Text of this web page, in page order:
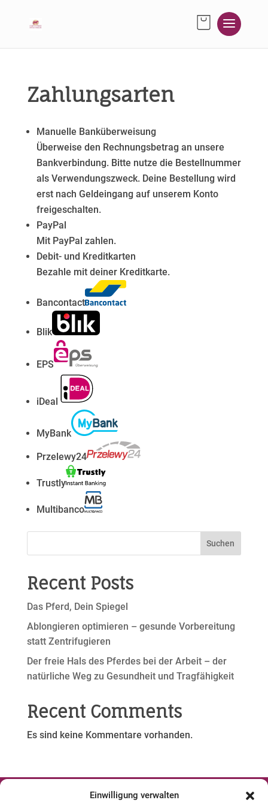
Einwilligung verwalten
Zahlungsarten
Manuelle Banküberweisung
Überweise den Rechnungsbetrag an unsere
Bankverbindung. Bitte nutze die Bestellnummer
als Verwendungszweck. Deine Bestellung wird
erst nach Geldeingang auf unserem Konto
freigeschalten.
PayPal
Mit PayPal zahlen.
Debit- und Kreditkarten
Bezahle mit deiner Kreditkarte.
Bancontact
Blik
EPS
iDeal
MyBank
Przelewy24
Trustly
Multibanco
Suchen
Recent Posts
Das Pferd, Dein Spiegel
Ablongieren optimieren – gesunde Vorbereitung
statt Zentrifugieren
Der freie Hals des Pferdes bei der Arbeit – der
natürliche Weg zu Gesundheit und Tragfähigkeit
Recent Comments
Es sind keine Kommentare vorhanden.
